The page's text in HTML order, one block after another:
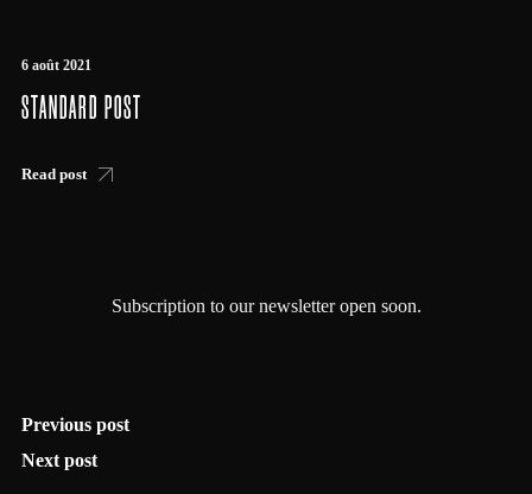
6 août 2021
STANDARD POST
Read post
Subscription to our newsletter open soon.
Previous post
Next post